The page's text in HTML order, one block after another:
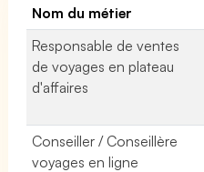
Nom du métier
Responsable de ventes
de voyages en plateau
d'affaires
Conseiller / Conseillère
voyages en ligne